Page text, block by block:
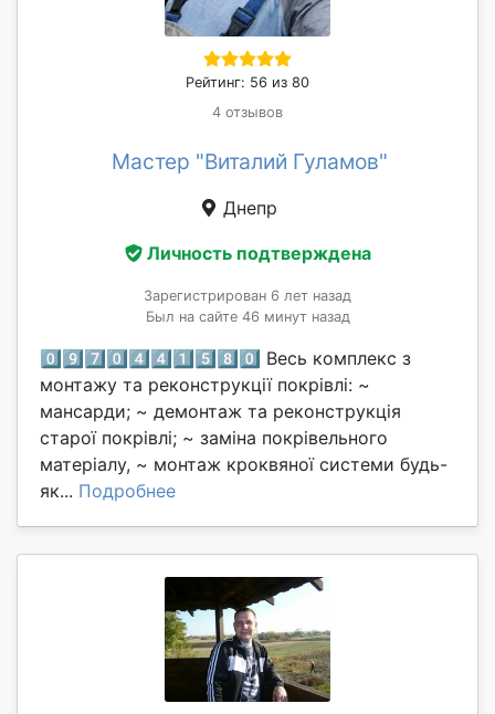
Рейтинг: 56 из 80
4 отзывов
Мастер "Виталий Гуламов"
Днепр
Личность подтверждена
Зарегистрирован 6 лет назад
Был на сайте 46 минут назад
0⃣9⃣7⃣0⃣4⃣4⃣1⃣5⃣8⃣0⃣ Весь комплекс з
монтажу та реконструкції покрівлі: ~
мансарди; ~ демонтаж та реконструкція
старої покрівлі; ~ заміна покрівельного
матеріалу, ~ монтаж кроквяної системи будь-
як... Подробнее